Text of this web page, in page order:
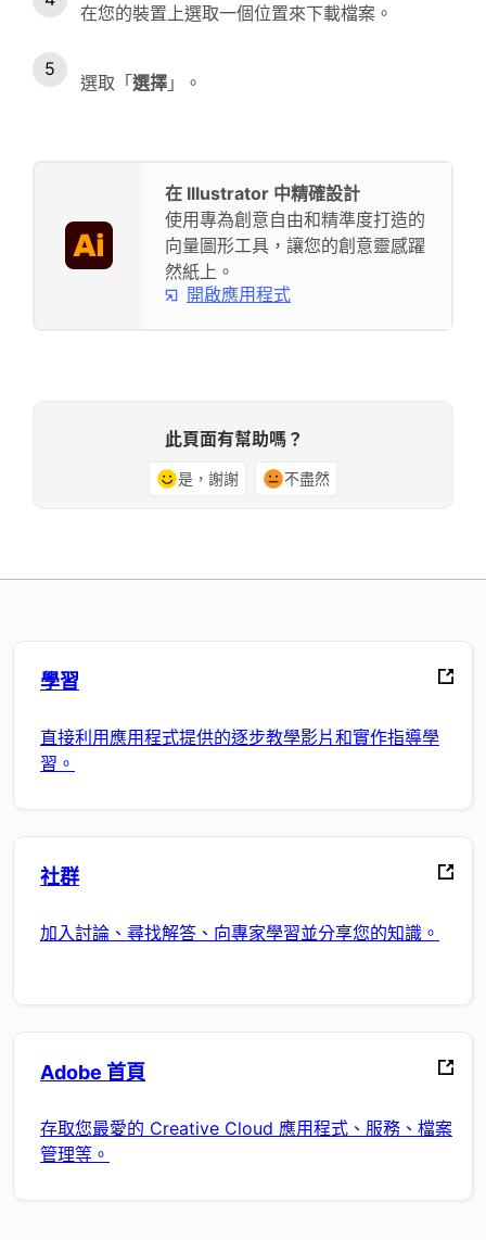
在您的裝置上選取一個位置來下載檔案。
選取「選擇 」。
在 Illustrator 中精確設計
使用專為創意自由和精準度打造的
向量圖形工具，讓您的創意靈感躍
然紙上。
開啟應用程式
此頁面有幫助嗎？
是，謝謝 不盡然
學習
直接利用應用程式提供的逐步教學影片和實作指導學
習。
社群
加入討論、尋找解答、向專家學習並分享您的知識。
Adobe 首頁
存取您最愛的 Creative Cloud 應用程式、服務、檔案
管理等。